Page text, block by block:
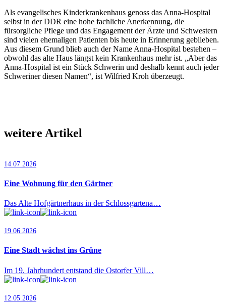
Als evangelisches Kinderkrankenhaus genoss das Anna-Hospital
selbst in der DDR eine hohe fachliche Anerkennung, die
fürsorgliche Pflege und das Engagement der Ärzte und Schwestern
sind vielen ehemaligen Patienten bis heute in Erinnerung geblieben.
Aus diesem Grund blieb auch der Name Anna-Hospital bestehen –
obwohl das alte Haus längst kein Krankenhaus mehr ist. „Aber das
Anna-Hospital ist ein Stück Schwerin und deshalb kennt auch jeder
Schweriner diesen Namen“, ist Wilfried Kroh überzeugt.
weitere Artikel
14.07.2026
Eine Wohnung für den Gärtner
Das Alte Hofgärtnerhaus in der Schlossgartena…
19.06.2026
Eine Stadt wächst ins Grüne
Im 19. Jahrhundert entstand die Ostorfer Vill…
12.05.2026